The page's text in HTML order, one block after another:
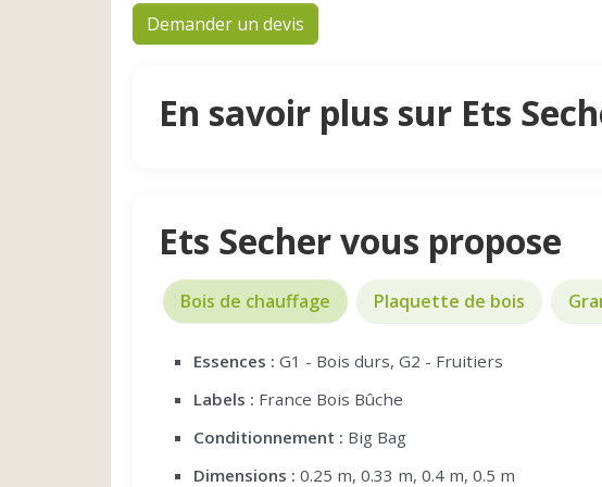
Demander un devis
En savoir plus sur Ets
Ets Secher vous propose
Bois de chauffage Plaquette de bois
Essences : G1 - Bois durs, G2 - Fruitiers
Labels : France Bois Bûche
Conditionnement : Big Bag
Dimensions : 0.25 m, 0.33 m, 0.4 m, 0.5 m